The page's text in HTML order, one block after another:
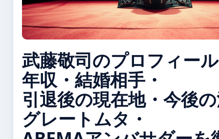
武藤敬司のプロフィー
年収・結婚相手・
引退後の現在地・今後
グレートムタ・